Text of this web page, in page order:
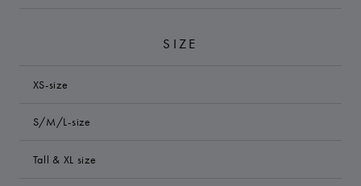
SIZE
XS-size
S/M/L-size
Tall & XL size